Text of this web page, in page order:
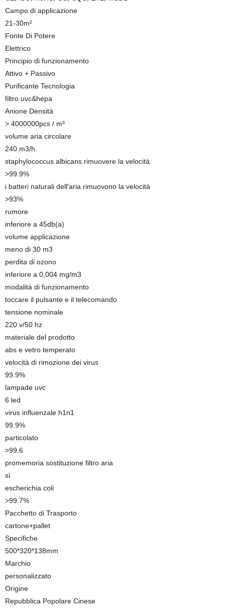
Campo di applicazione
21-30m²
Fonte Di Potere
Elettrico
Principio di funzionamento
Attivo + Passivo
Purificante Tecnologia
filtro uvc&hepa
Anione Densità
> 4000000pcs / m³
volume aria circolare
240 m3/h.
staphylococcus albicans rimuovere la velocità
>99.9%
i batteri naturali dell′aria rimuovono la velocità
>93%
rumore
inferiore a 45db(a)
volume applicazione
meno di 30 m3
perdita di ozono
inferiore a 0,004 mg/m3
modalità di funzionamento
toccare il pulsante e il telecomando
tensione nominale
220 v/50 hz
materiale del prodotto
abs e vetro temperato
velocità di rimozione dei virus
99.9%
lampade uvc
6 led
virus influenzale h1n1
99.9%
particolato
>99.6
promemoria sostituzione filtro aria
sì
escherichia coli
>99.7%
Pacchetto di Trasporto
cartone+pallet
Specifiche
500*320*138mm
Marchio
personalizzato
Origine
Repubblica Popolare Cinese